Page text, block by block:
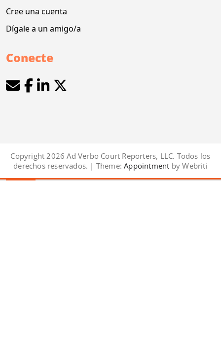
Cree una cuenta
Dígale a un amigo/a
Conecte
Copyright 2026 Ad Verbo Court Reporters, LLC. Todos los
derechos reservados. | Theme: Appointment by Webriti